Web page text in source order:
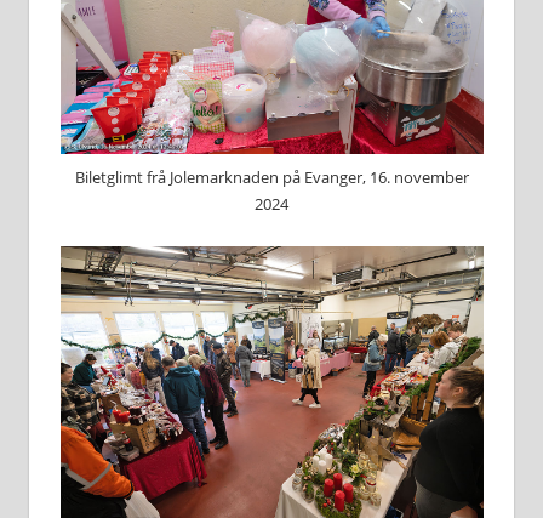
Biletglimt frå Jolemarknaden på Evanger, 16. november
2024